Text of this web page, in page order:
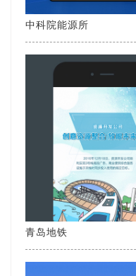
中科院能源所
青岛地铁